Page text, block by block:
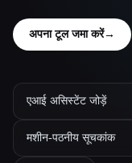
अपना टूल जमा करें→
एआई असिस्टेंट जोड़ें
मशीन-पठनीय सूचकांक